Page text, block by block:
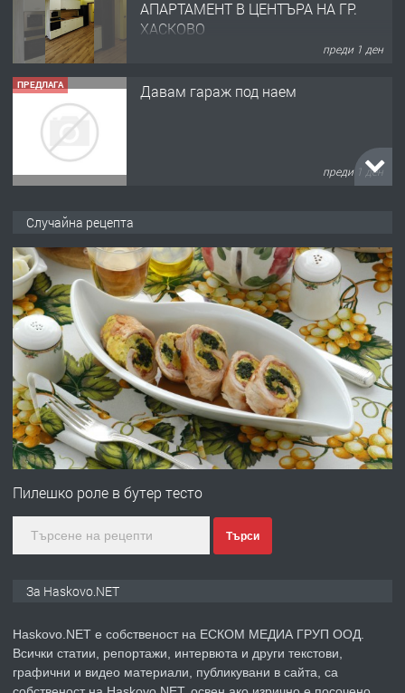
АПАРТАМЕНТ В ЦЕНТЪРА НА ГР.
ХАСКОВО
преди 1 ден
ПРЕДЛАГА Давам гараж под наем
преди 1 ден
градската градина!
преди 1 ден
ПРЕДЛАГА
ПРОСТОРЕН ТРИСТАЕН
АПАРТАМЕНТ В НОВА СГРАДА КВ.
КУБА
преди 2 дни
ПРЕДЛАГА
Продавам парцел в гр. Хасково кв.
асфалт 0889 537 426
преди 2 дни
Случайна рецепта
Пилешко роле в бутер тесто
Търси
За Haskovo.NET
Haskovo.NET е собственост на ЕСКОМ МЕДИА ГРУП ООД.
Всички статии, репортажи, интервюта и други текстови,
графични и видео материали, публикувани в сайта, са